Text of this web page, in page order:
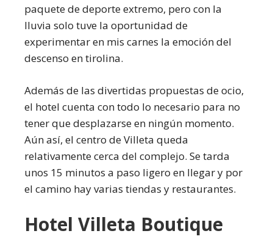
paquete de deporte extremo, pero con la
lluvia solo tuve la oportunidad de
experimentar en mis carnes la emoción del
descenso en tirolina.
Además de las divertidas propuestas de ocio,
el hotel cuenta con todo lo necesario para no
tener que desplazarse en ningún momento.
Aún así, el centro de Villeta queda
relativamente cerca del complejo. Se tarda
unos 15 minutos a paso ligero en llegar y por
el camino hay varias tiendas y restaurantes.
Hotel Villeta Boutique